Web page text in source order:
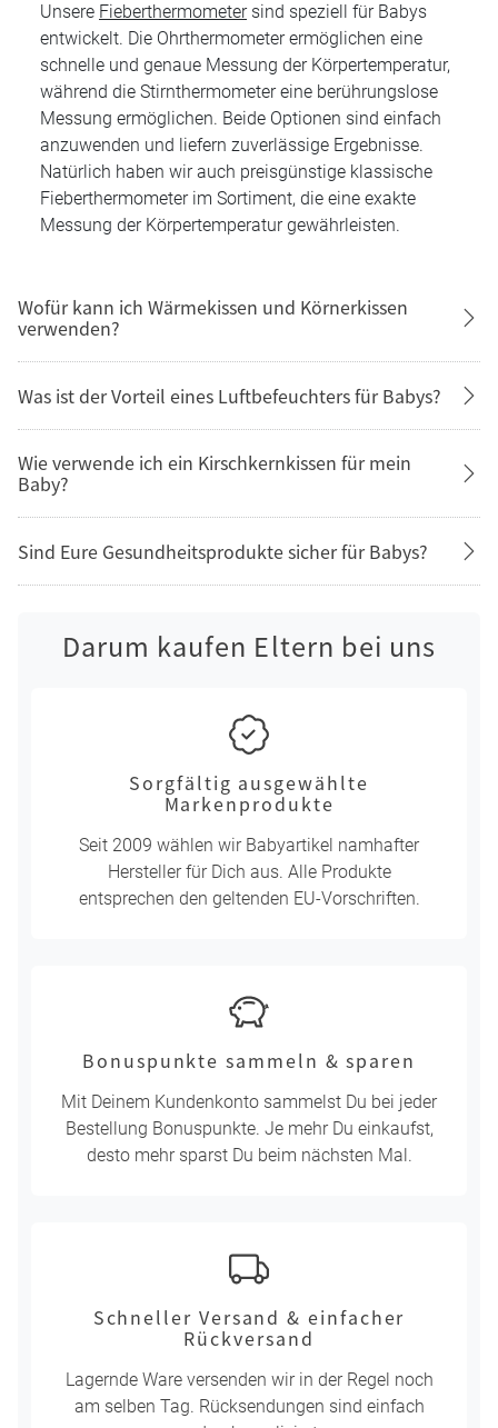
Unsere Fieberthermometersind speziell für Babys
entwickelt. Die Ohrthermometer ermöglichen eine
schnelle und genaue Messung der Körpertemperatur,
während die Stirnthermometer eine berührungslose
Messung ermöglichen. Beide Optionen sind einfach
anzuwenden und liefern zuverlässige Ergebnisse.
Natürlich haben wir auch preisgünstige klassische
Fieberthermometer im Sortiment, die eine exakte
Messung der Körpertemperatur gewährleisten.
Wofür kann ich Wärmekissen und Körnerkissen
verwenden?
Was ist der Vorteil eines Luftbefeuchters für Babys?
Wie verwende ich ein Kirschkernkissen für mein
Baby?
Sind Eure Gesundheitsprodukte sicher für Babys?
Darum kaufen Eltern bei uns
Sorgfältig ausgewählte
Markenprodukte
Seit 2009 wählen wir Babyartikel namhafter
Hersteller für Dich aus. Alle Produkte
entsprechen den geltenden EU-Vorschriften.
Bonuspunkte sammeln & sparen
Mit Deinem Kundenkonto sammelst Du bei jeder
Bestellung Bonuspunkte. Je mehr Du einkaufst,
desto mehr sparst Du beim nächsten Mal.
Schneller Versand & einfacher
Rückversand
Lagernde Ware versenden wir in der Regel noch
am selben Tag. Rücksendungen sind einfach